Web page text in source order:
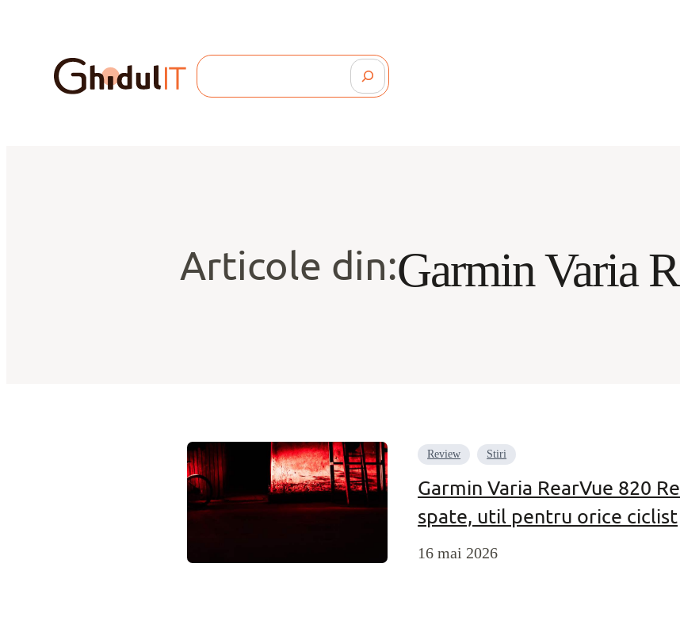
Search
Articole din:Garmin Varia
Review Stiri
Garmin Varia RearVue 820
spate, util pentru orice ciclist
16 mai 2026